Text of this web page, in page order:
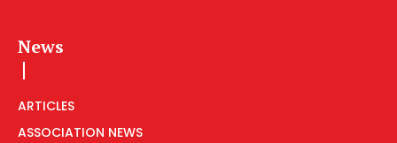
News
ARTICLES
ASSOCIATION NEWS